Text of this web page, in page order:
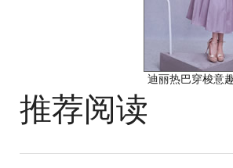
迪丽热巴穿梭意
推荐阅读